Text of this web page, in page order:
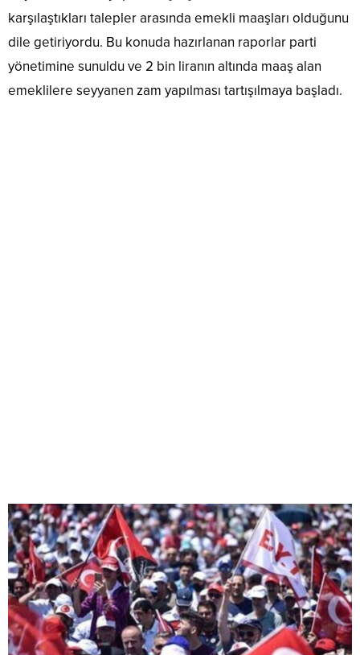
karşılaştıkları talepler arasında emekli maaşları olduğunu
dile getiriyordu. Bu konuda hazırlanan raporlar parti
yönetimine sunuldu ve 2 bin liranın altında maaş alan
emeklilere seyyanen zam yapılması tartışılmaya başladı.